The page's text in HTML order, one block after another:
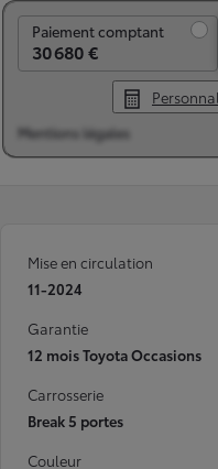
Paiement comptant
30 680 €
Mentions légales
Mise en circulation
11-2024
Garantie
12 mois Toyota Occasions
Carrosserie
Break 5 portes
Couleur